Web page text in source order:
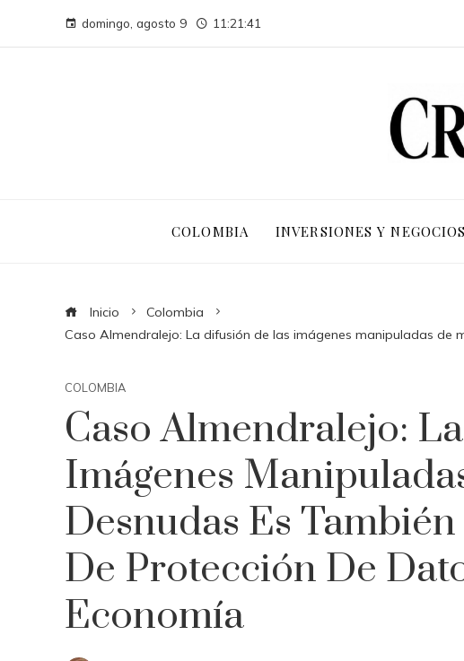
domingo, agosto 9 11:21:42
COLOMBIA INVERSIONES Y NEGOCIOS
Inicio
Colombia
Caso Almendralejo: La difusión de las imágenes manipuladas de
COLOMBIA
Caso Almendralejo:
Imágenes
Desnudas Es
De Protección De
Economía